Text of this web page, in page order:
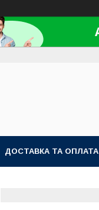
ДОСТАВКА ТА ОПЛАТА